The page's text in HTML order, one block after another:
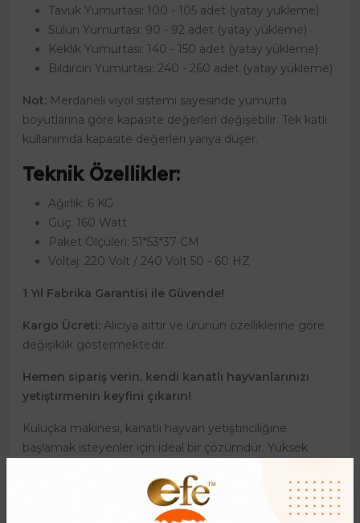
Tavuk Yumurtası: 100 - 105 adet (yatay yükleme)
Sülün Yumurtası: 90 - 92 adet (yatay yükleme)
Keklik Yumurtası: 140 - 150 adet (yatay yükleme)
Bıldırcın Yumurtası: 240 - 260 adet (yatay yükleme)
Not: Merdaneli viyol sistemi sayesinde yumurta
boyutlarına göre kapasite değerleri değişebilir. Tek katlı
kullanımda kapasite değerleri yarıya düşer.
Teknik Özellikler:
Ağırlık: 6 KG
Güç: 160 Watt
Paket Ölçüleri: 51*53*37 CM
Voltaj: 220 Volt / 240 Volt 50 - 60 HZ
1 Yıl Fabrika Garantisi ile Güvende!
Kargo Ücreti: Alıcıya aittir ve ürünün özelliklerine göre
değişiklik göstermektedir.
Hemen sipariş verin, kendi kanatlı hayvanlarınızı
yetiştirmenin keyfini çıkarın!
Kuluçka makinesi, kanatlı hayvan yetiştiriciliğine
başlamak isteyenler için ideal bir çözümdür. Yüksek
ördek gibi farklı türlerdeki yumurtaları başarıyla civcivlere
dönüştürebilirsiniz. Otomatik kontrol sistemleri ve